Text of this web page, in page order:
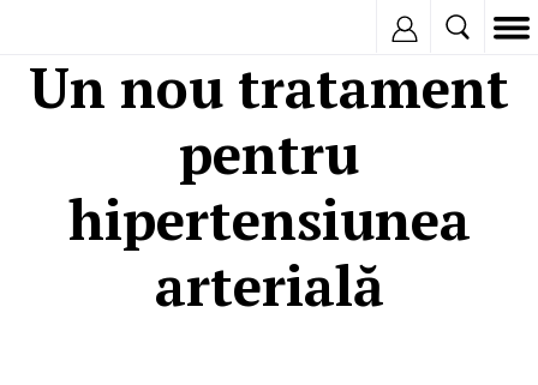
Un nou tratament
pentru
hipertensiunea
arterială